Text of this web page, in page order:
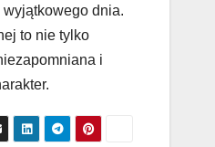
dnia.
to nie tylko
i